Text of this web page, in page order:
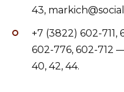
43,
+7 (3822) 602-711,
602-776, 602-712
40, 42, 44.